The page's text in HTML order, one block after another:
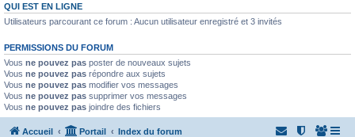
QUI EST EN LIGNE
Utilisateurs parcourant ce forum : Aucun utilisateur enregistré et 3 invités
PERMISSIONS DU FORUM
Vous ne pouvez pas poster de nouveaux sujets
Vous ne pouvez pas répondre aux sujets
Vous ne pouvez pas modifier vos messages
Vous ne pouvez pas supprimer vos messages
Vous ne pouvez pas joindre des fichiers
Accueil Portail Index du forum